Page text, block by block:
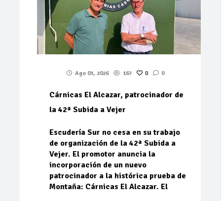
Ago 03, 2026 167 0 0
Cárnicas El Alcazar, patrocinador de
la 42ª Subida a Vejer
Escudería Sur no cesa en su trabajo
de organización de la 42ª Subida a
Vejer. El promotor anuncia la
incorporación de un nuevo
patrocinador a la histórica prueba de
Montaña: Cárnicas El Alcazar. El